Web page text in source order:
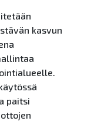
kasvun
paitsi